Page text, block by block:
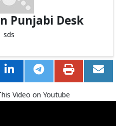
Punjabi Desk
sds
Video on Youtube